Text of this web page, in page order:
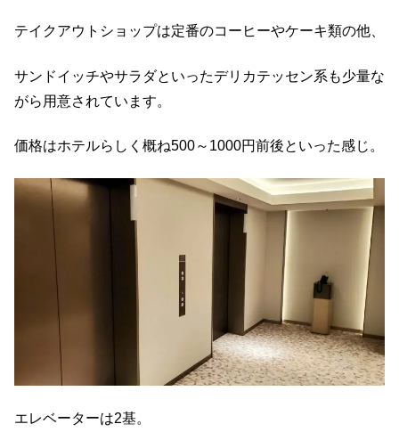
テイクアウトショップは定番のコーヒーやケーキ類の他、
サンドイッチやサラダといったデリカテッセン系も少量な
がら用意されています。
価格はホテルらしく概ね500～1000円前後といった感じ。
エレベーターは2基。